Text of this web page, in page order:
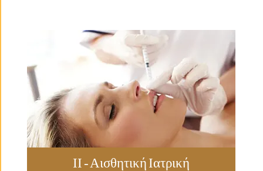
II - Αισθητική Ιατρική